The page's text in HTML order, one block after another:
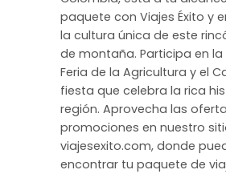
paquete con Viajes Éxito y
la cultura única de este
de montaña. Participa en
Feria de la Agricultura y el
fiesta que celebra la rica
región. Aprovecha las
promociones en nuestro
viajesexito.com, donde
encontrar tu paquete de